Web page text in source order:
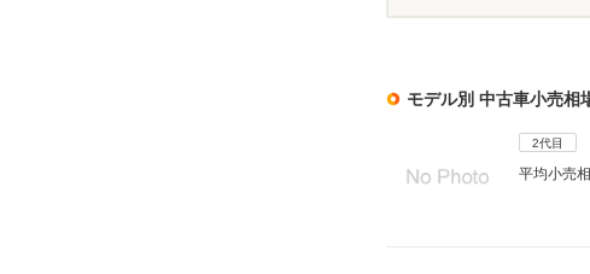
モデル別 中古車小売相
2代目
平均小売